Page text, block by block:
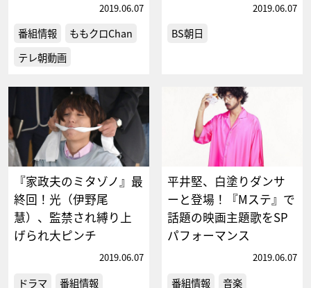
2019.06.07
番組情報
ももクロChan
テレ朝動画
2019.06.07
BS朝日
『家政夫のミタゾノ』最
終回！光（伊野尾
慧）、監禁され縛り上
げられ大ピンチ
2019.06.07
ドラマ
番組情報
平井堅、白塗りダンサ
ーと登場！『Mステ』で
話題の映画主題歌をSP
パフォーマンス
2019.06.07
番組情報
音楽